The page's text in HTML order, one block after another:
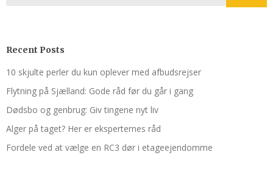
Recent Posts
10 skjulte perler du kun oplever med afbudsrejser
Flytning på Sjælland: Gode råd før du går i gang
Dødsbo og genbrug: Giv tingene nyt liv
Alger på taget? Her er eksperternes råd
Fordele ved at vælge en RC3 dør i etageejendomme